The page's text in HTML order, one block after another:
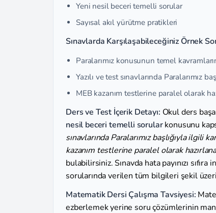
Yeni nesil beceri temelli sorular
Sayısal akıl yürütme pratikleri
Sınavlarda Karşılaşabileceğiniz Örnek
Paralarımız konusunun temel
Yazılı ve test sınavlarında Paralarımız
MEB kazanım testlerine paralel olarak
Ders ve Test İçerik Detayı: Okul ders
nesil beceri temelli sorularkonusunu
sınavlarında Paralarımız başlığıyla ilgili
kazanım testlerine paralel olarak
bulabilirsiniz. Sınavda hata payınızı
sorularında verilen tüm bilgileri şekil
Matematik Dersi Çalışma Tavsiyesi:
ezberlemek yerine soru çözümlerinin